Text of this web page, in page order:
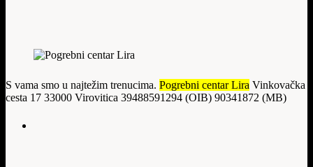
S vama smo u najtežim trenucima. Pogrebni centar Lira Vinkovačka
cesta 17 33000 Virovitica 39488591294 (OIB) 90341872 (MB)